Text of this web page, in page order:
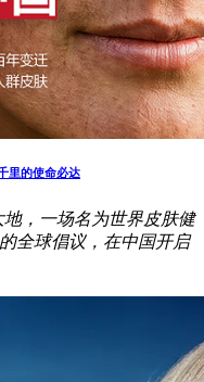
里的使命必达
，一场名为世界皮肤健
全球倡议，在中国开启